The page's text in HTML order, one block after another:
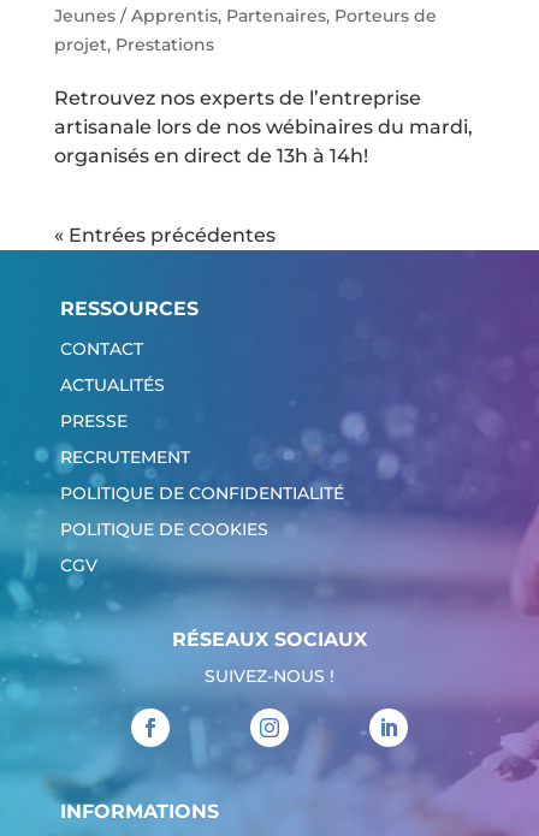
Jeunes / Apprentis, Partenaires, Porteurs de
projet, Prestations
Retrouvez nos experts de l’entreprise
artisanale lors de nos wébinaires du mardi,
organisés en direct de 13h à 14h!
« Entrées précédentes
RESSOURCES
CONTACT
ACTUALITÉS
PRESSE
RECRUTEMENT
POLITIQUE DE CONFIDENTIALITÉ
POLITIQUE DE COOKIES
CGV
RÉSEAUX SOCIAUX
SUIVEZ-NOUS !
INFORMATIONS